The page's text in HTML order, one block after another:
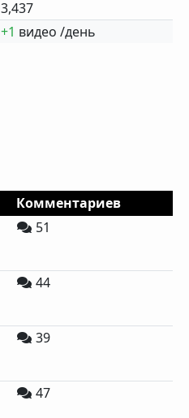
3,437
+1 видео /день
Комментариев
51
44
39
47